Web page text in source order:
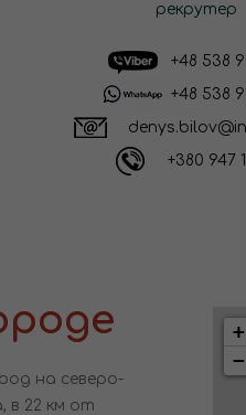
рекрутер
+48 538
+48 538
+380 947
на северо-
в 22 км от
+
−